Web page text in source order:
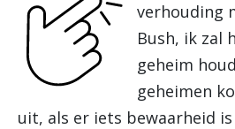
verhouding
Bush, ik zal
geheim
geheimen
uit, als er iets bewaarheid